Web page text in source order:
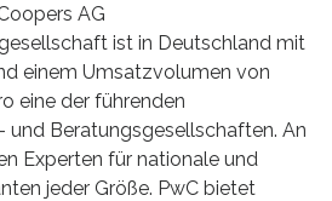
AG
ist in Deutschland mit
einem Umsatzvolumen von
eine der führenden
Beratungsgesellschaften. An
Experten für nationale und
jeder Größe. PwC bietet